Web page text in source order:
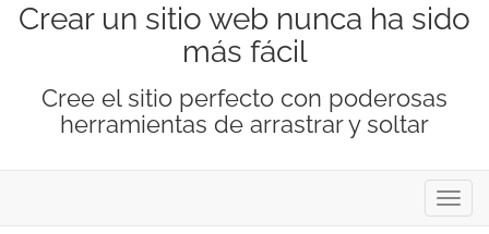
Crear un sitio web nunca ha sido
más fácil
Cree el sitio perfecto con poderosas
herramientas de arrastrar y soltar